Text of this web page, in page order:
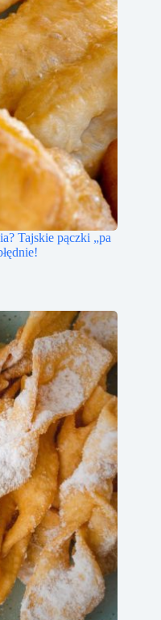
Tajskie pączki „pa